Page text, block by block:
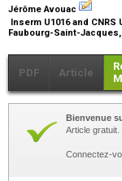
Jérôme Avouac
Inserm U1016 and
Faubourg-Saint-Jacques,
PDF Article
Bienvenue
Article gratuit.
Connectez-